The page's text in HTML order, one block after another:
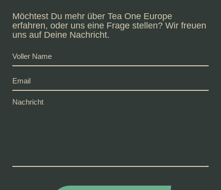
Möchtest Du mehr über Tea One Europe
erfahren, oder uns eine Frage stellen? Wir freuen
uns auf Deine Nachricht.